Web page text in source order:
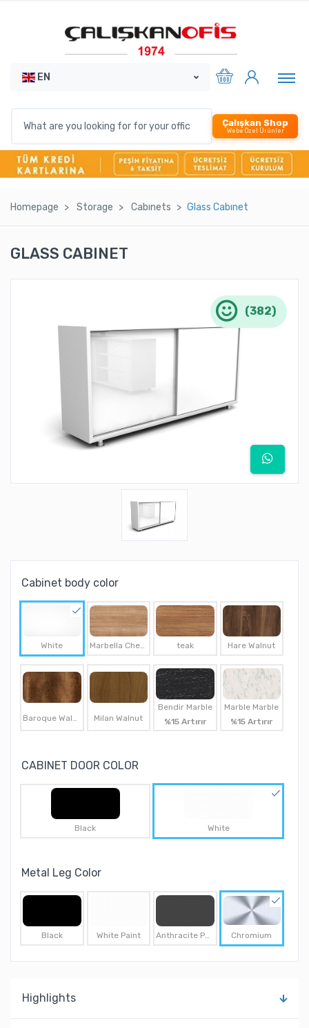
EN
Çalışkan Shop
Webe Özel Ürünler
Homepage Storage Cabınets Glass Cabınet
GLASS CABINET
(382)
Cabinet body color
White Marbella Cherry teak Hare Walnut
Baroque Walnut Milan Walnut
Bendir Marble
%15 Artırır
Marble Marble
%15 Artırır
CABINET DOOR COLOR
Black White
Metal Leg Color
Black White Paint Anthracite Paint Chromium
Highlights